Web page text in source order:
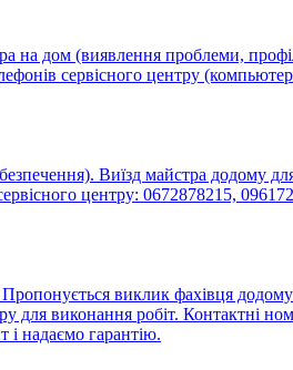
на дом (виявлення проблеми,
сервісного центру
Виїзд майстра додому
центру: 0672878215,
виклик фахівця
для виконання робіт. Контактні
надаємо гарантію.